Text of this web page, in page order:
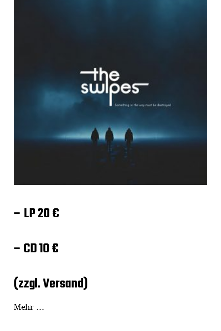
– LP 20 €
– CD 10 €
(zzgl. Versand)
Mehr …